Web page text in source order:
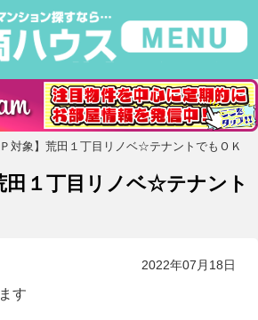
対象】荒田１丁目リノベ☆テナントでもＯＫ
田１丁目リノベ☆テナント
2022年07月18日
す